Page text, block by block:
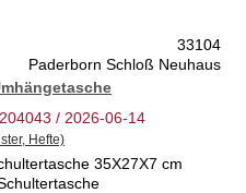
33104
Paderborn Schloß Neuhaus
/ 2026-06-14
35X27X7 cm